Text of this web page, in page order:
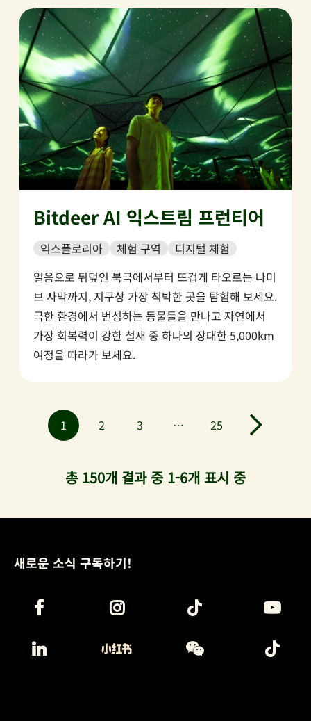
Bitdeer AI 익스트림 프런티어
익스플로리아 체험 구역
디지털 체험
얼음으로 뒤덮인 북극에서부터 뜨겁게 타오르는 나미
브 사막까지, 지구상 가장 척박한 곳을 탐험해 보세요.
극한 환경에서 번성하는 동물들을 만나고 자연에서
가장 회복력이 강한 철새 중 하나의 장대한 5,000km
여정을 따라가 보세요.
1 2 3 … 25
총 150개 결과 중 1-6개 표시 중
새로운 소식 구독하기!